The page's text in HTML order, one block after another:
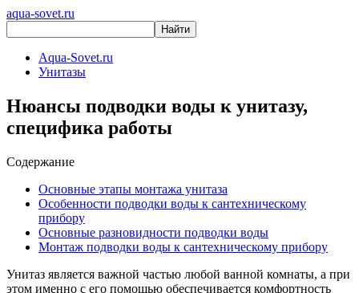
aqua-sovet.ru
Aqua-Sovet.ru
Унитазы
Нюансы подводки воды к унитазу,
специфика работы
Содержание
Основные этапы монтажа унитаза
Особенности подводки воды к сантехническому
прибору
Основные разновидности подводки воды
Монтаж подводки воды к сантехническому прибору
Унитаз является важной частью любой ванной комнаты, а при
этом именно с его помощью обеспечивается комфортность